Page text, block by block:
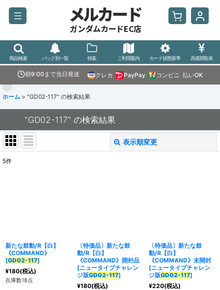
メルカード
ガンダムカードEC店
商品検索 パック別一覧 特集 ご利用案内 カード状態基準 高価買取表
朝9:00まで当日発送 クレカ PayPay コンビニ 払いOK
ホーム > "GD02-117" の検索結果
"GD02-117" の検索結果
表示順変更
カテゴリ:
特集:
5件
新たな鼓動/R【白】
《COMMAND》
[GD02-117]
¥180(税込)
在庫数18点
〔特価品〕新たな鼓
動/R【白】
《COMMAND》開封品
[ニュータイプチャレン
ジ版GD02-117]
¥180(税込)
〔特価品〕新たな鼓
動/R【白】
《COMMAND》未開封
[ニュータイプチャレン
ジ版GD02-117]
¥220(税込)